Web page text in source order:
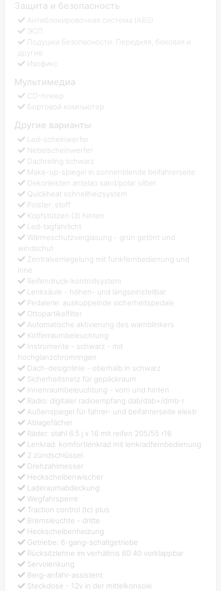
Защита и безопасность
Антиблокировочная система (ABS)
ЭСП
Подушки безопасности: Передняя, боковая и
другие
Изофикс
Мультимедиа
CD-плеер
Бортовой компьютер
Другие варианты
Led-scheinwerfer
Nebelscheinwerfer
Dachreling schwarz
Make-up-spiegel in sonnenblende beifahrerseite
Dekorleisten antelao sand/polar silber
Quickheat schnellheizsystem
Polster: stoff
Kopfstützen (3) hinten
Led-tagfahrlicht
Wärmeschutzverglasung - grün getönt und
windschut
Zentralverriegelung mit funkfernbedienung und
inne
Reifendruck-kontrollsystem
Lenksäule - höhen- und längseinstellbar
Pedalerie: auskuppelnde sicherheitspedale
Ottopartikelfilter
Automatische aktivierung des warnblinkers
Kofferraumbeleuchtung
Instrumente - schwarz - mit
hochglanzchromringen
Dach-designlinie - oberhalb in schwarz
Sicherheitsnetz für gepäckraum
Innenraumbeleuchtung - vorn und hinten
Radio: digitaler radioempfang dab/dab+/dmb-r
Außenspiegel für fahrer- und beifahrerseite elektr
Ablagefächer
Räder: stahl 6.5 j x 16 mit reifen 205/55 r16
Lenkrad: komfortlenkrad mit lenkradfernbedienung
2 zündschlüssel
Drehzahlmesser
Heckscheibenwischer
Laderaumabdeckung
Wegfahrsperre
Traction control (tc) plus
Bremsleuchte - dritte
Heckscheibenheizung
Getriebe: 6-gang-schaltgetriebe
Rücksitzlehne im verhältnis 60:40 vorklappbar
Servolenkung
Berg-anfahr-assistent
Steckdose - 12v in der mittelkonsole